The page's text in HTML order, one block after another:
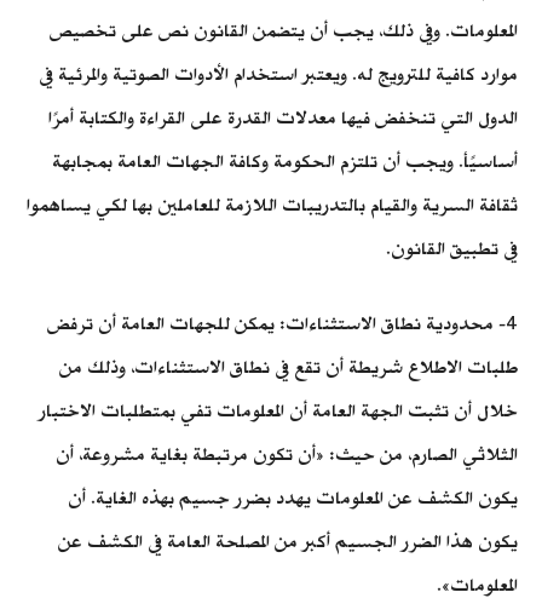
المعلومات. وفي ذلك، يجب أن يتضمن القانون نص على تخصيص
موارد كافية للترويج له. ويعتبر استخدام الأدوات الصوتية والمرئية في
الدول التي تنخفض فيها معدلات القدرة على القراءة والكتابة أمرًا
أساسيًأ. ويجب أن تلتزم الحكومة وكافة الجهات العامة بمجابهة
ثقافة السرية والقيام بالتدريبات اللازمة للعاملين بها لكي يساهموا
في تطبيق القانون.
4- محدودية نطاق الاستثناءات: يمكن للجهات العامة أن ترفض
طلبات الاطلاع شريطة أن تقع في نطاق الاستثناءات، وذلك من
خلال أن تثبت الجهة العامة أن المعلومات تفي بمتطلبات الاختبار
الثلاثي الصارم، من حيث: «أن تكون مرتبطة بغاية مشروعة، أن
يكون الكشف عن المعلومات يهدد بضرر جسيم بهذه الغاية. أن
يكون هذا الضرر الجسيم أكبر من المصلحة العامة في الكشف عن
المعلومات».